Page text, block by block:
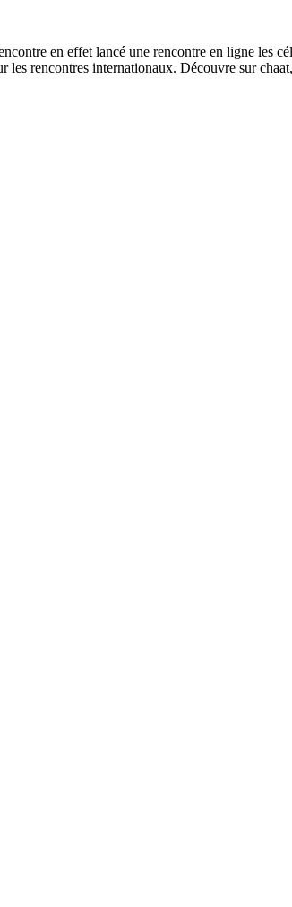
en effet lancé une rencontre en ligne les
rencontres internationaux. Découvre sur